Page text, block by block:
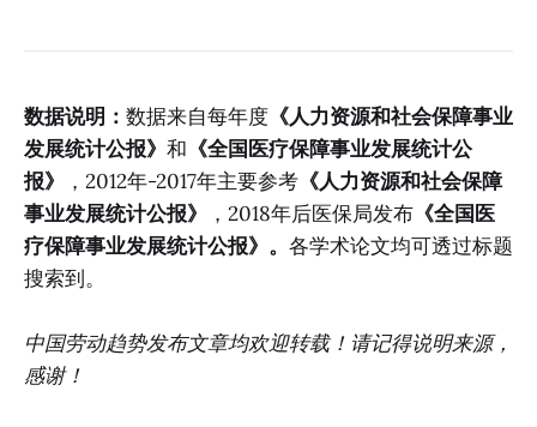
数据说明： 数据来自每年度 《人力资源和社会保障事业
发展统计公报》 和 《全国医疗保障事业发展统计公
报》
，2012年-2017年主要参考 《人力资源和社会保障
事业发展统计公报》
，2018年后医保局发布 《全国医
疗保障事业发展统计公报》。 各学术论文均可透过标题
搜索到。
中国劳动趋势发布文章均欢迎转载！请记得说明来源，
感谢！